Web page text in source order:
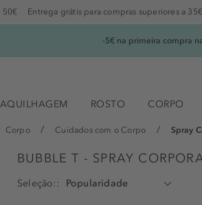
50€ Entrega grátis para compras superiores a 35€
-5€ na primeira compra
ROSTO CORPO
Corpo Cuidados com o Corpo Spray
BUBBLE T - SPRAY
Seleção: